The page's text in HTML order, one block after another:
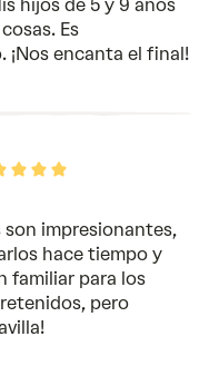
hijos de 5 y 9 años
Es
encanta el final!
impresionantes,
hace tiempo y
familiar para los
pero